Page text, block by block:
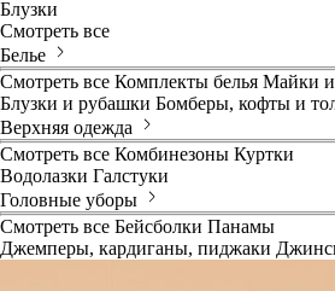
Блузки
Смотреть все
Белье
Смотреть все Комплекты белья Майки
Блузки и рубашки Бомберы, кофты и
Верхняя одежда
Смотреть все Комбинезоны Куртки
Водолазки Галстуки
Головные уборы
Смотреть все Бейсболки Панамы
Джемперы, кардиганы, пиджаки